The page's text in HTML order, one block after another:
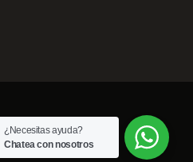
porAura Creativa
¿Necesitas ayuda?
Chatea con nosotros